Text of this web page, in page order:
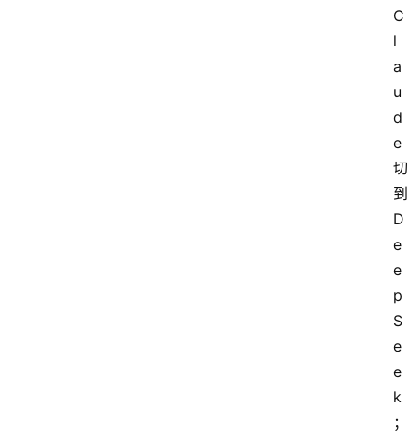
C
l
a
u
d
e
切
到
D
e
e
p
S
e
e
k
；